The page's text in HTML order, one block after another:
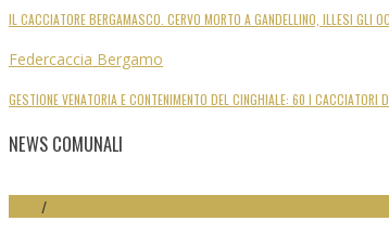
IL CACCIATORE BERGAMASCO. CERVO MORTO A GANDELLINO, ILLESI GLI
Federcaccia Bergamo
GESTIONE VENATORIA E CONTENIMENTO DEL CINGHIALE: 60 I
NEWS COMUNALI
/